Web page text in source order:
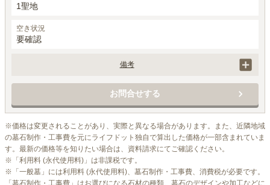
1聖地
空き状況
要確認
備考
お問合せする
※価格は変更されることがあり、実際と異なる場合があります。また、近隣地域
の墓石制作・工事費を元にライフドット独自で算出した価格が一部含まれていま
す。最新の価格等を知りたい場合は、資料請求にてご確認ください。
※「利用料 (永代使用料)」は非課税です。
※「一般墓」には利用料 (永代使用料)、墓石制作・工事費、消費税が必要です。
「墓石制作・工事費」はお選びになる石材の種類、墓石のデザインや加工などに